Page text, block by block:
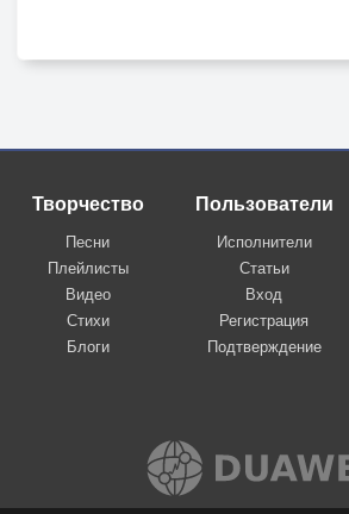
Творчество
Песни
Плейлисты
Видео
Стихи
Блоги
Пользователи
Исполнители
Статьи
Вход
Регистрация
Подтверждение